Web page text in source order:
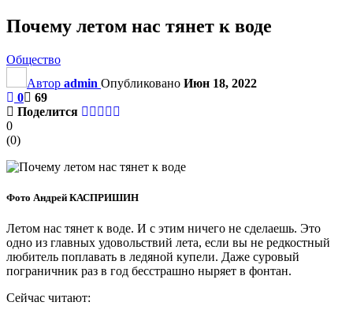
Почему летом нас тянет к воде
Общество
Автор admin Опубликовано Июн 18, 2022
0
69
Поделится
0
(0)
Фото Андрей КАСПРИШИН
Летом нас тянет к воде. И с этим ничего не сделаешь. Это
одно из главных удовольствий лета, если вы не редкостный
любитель поплавать в ледяной купели. Даже суровый
пограничник раз в год бесстрашно ныряет в фонтан.
Сейчас читают: